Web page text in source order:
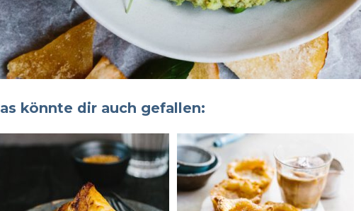
könnte dir auch gefallen: